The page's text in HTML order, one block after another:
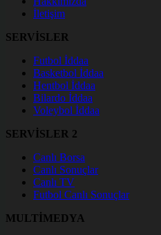
İletişim
SERVİSLER
Futbol İddaa
Basketbol İddaa
Hentbol İddaa
Bilardo İddaa
Voleybol İddaa
SERVİSLER 2
Canlı Borsa
Canlı Sonuçlar
Canlı TV
Futbol Canlı Sonuçlar
MULTİMEDYA